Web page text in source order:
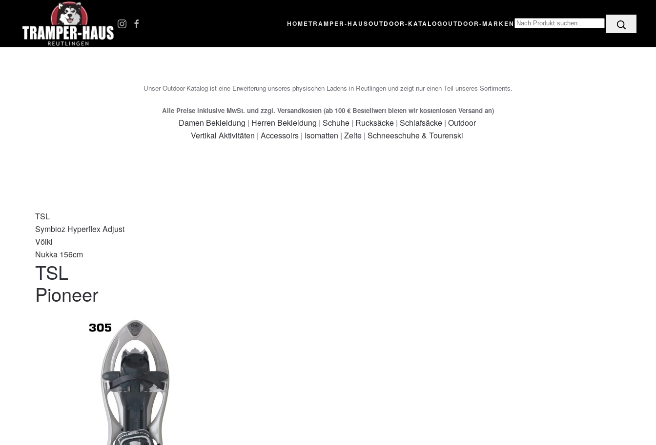
Zum Hauptinhalt springen HOMETRAMPER-HAUSOUTDOOR-KATALOGOUTDOOR-MARKEN
Unser Outdoor-Katalog ist eine Erweiterung unseres physischen Ladens in Reutlingen und zeigt nur einen Teil unseres Sortiments.
Alle Preise inklusive MwSt. und zzgl. Versandkosten (ab 100 € Bestellwert bieten wir kostenlosen Versand an)
Damen Bekleidung | Herren Bekleidung | Schuhe| Rucksäcke| Schlafsäcke| Outdoor
Vertikal Aktivitäten | Accessoirs | Isomatten | Zelte | Schneeschuhe & Tourenski
TSL
Symbioz Hyperflex Adjust
Völkl
Nukka 156cm
TSL
Pioneer